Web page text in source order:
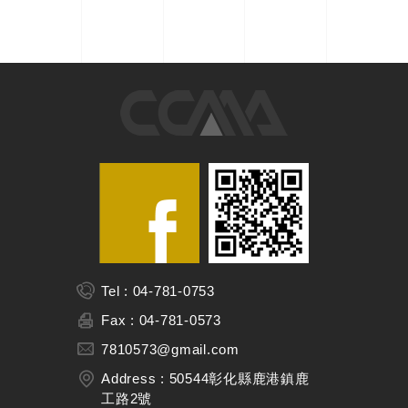
Tel : 04-781-0753
Fax : 04-781-0573
7810573@gmail.com
Address : 50544彰化縣鹿港鎮鹿
工路2號